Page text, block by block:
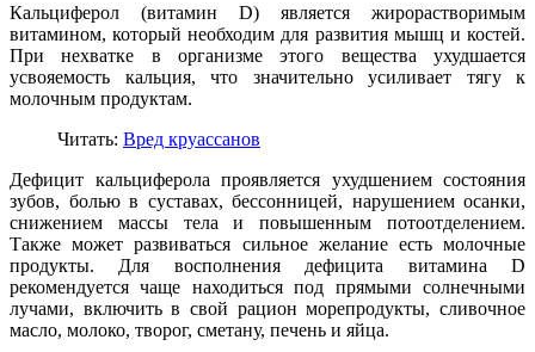
Кальциферол (витамин D) является жирорастворимым
витамином, который необходим для развития мышц и костей.
При нехватке в организме этого вещества ухудшается
усвояемость кальция, что значительно усиливает тягу к
молочным продуктам.
Читать: Вред круассанов
Дефицит кальциферола проявляется ухудшением состояния
зубов, болью в суставах, бессонницей, нарушением осанки,
снижением массы тела и повышенным потоотделением.
Также может развиваться сильное желание есть молочные
продукты. Для восполнения дефицита витамина D
рекомендуется чаще находиться под прямыми солнечными
лучами, включить в свой рацион морепродукты, сливочное
масло, молоко, творог, сметану, печень и яйца.